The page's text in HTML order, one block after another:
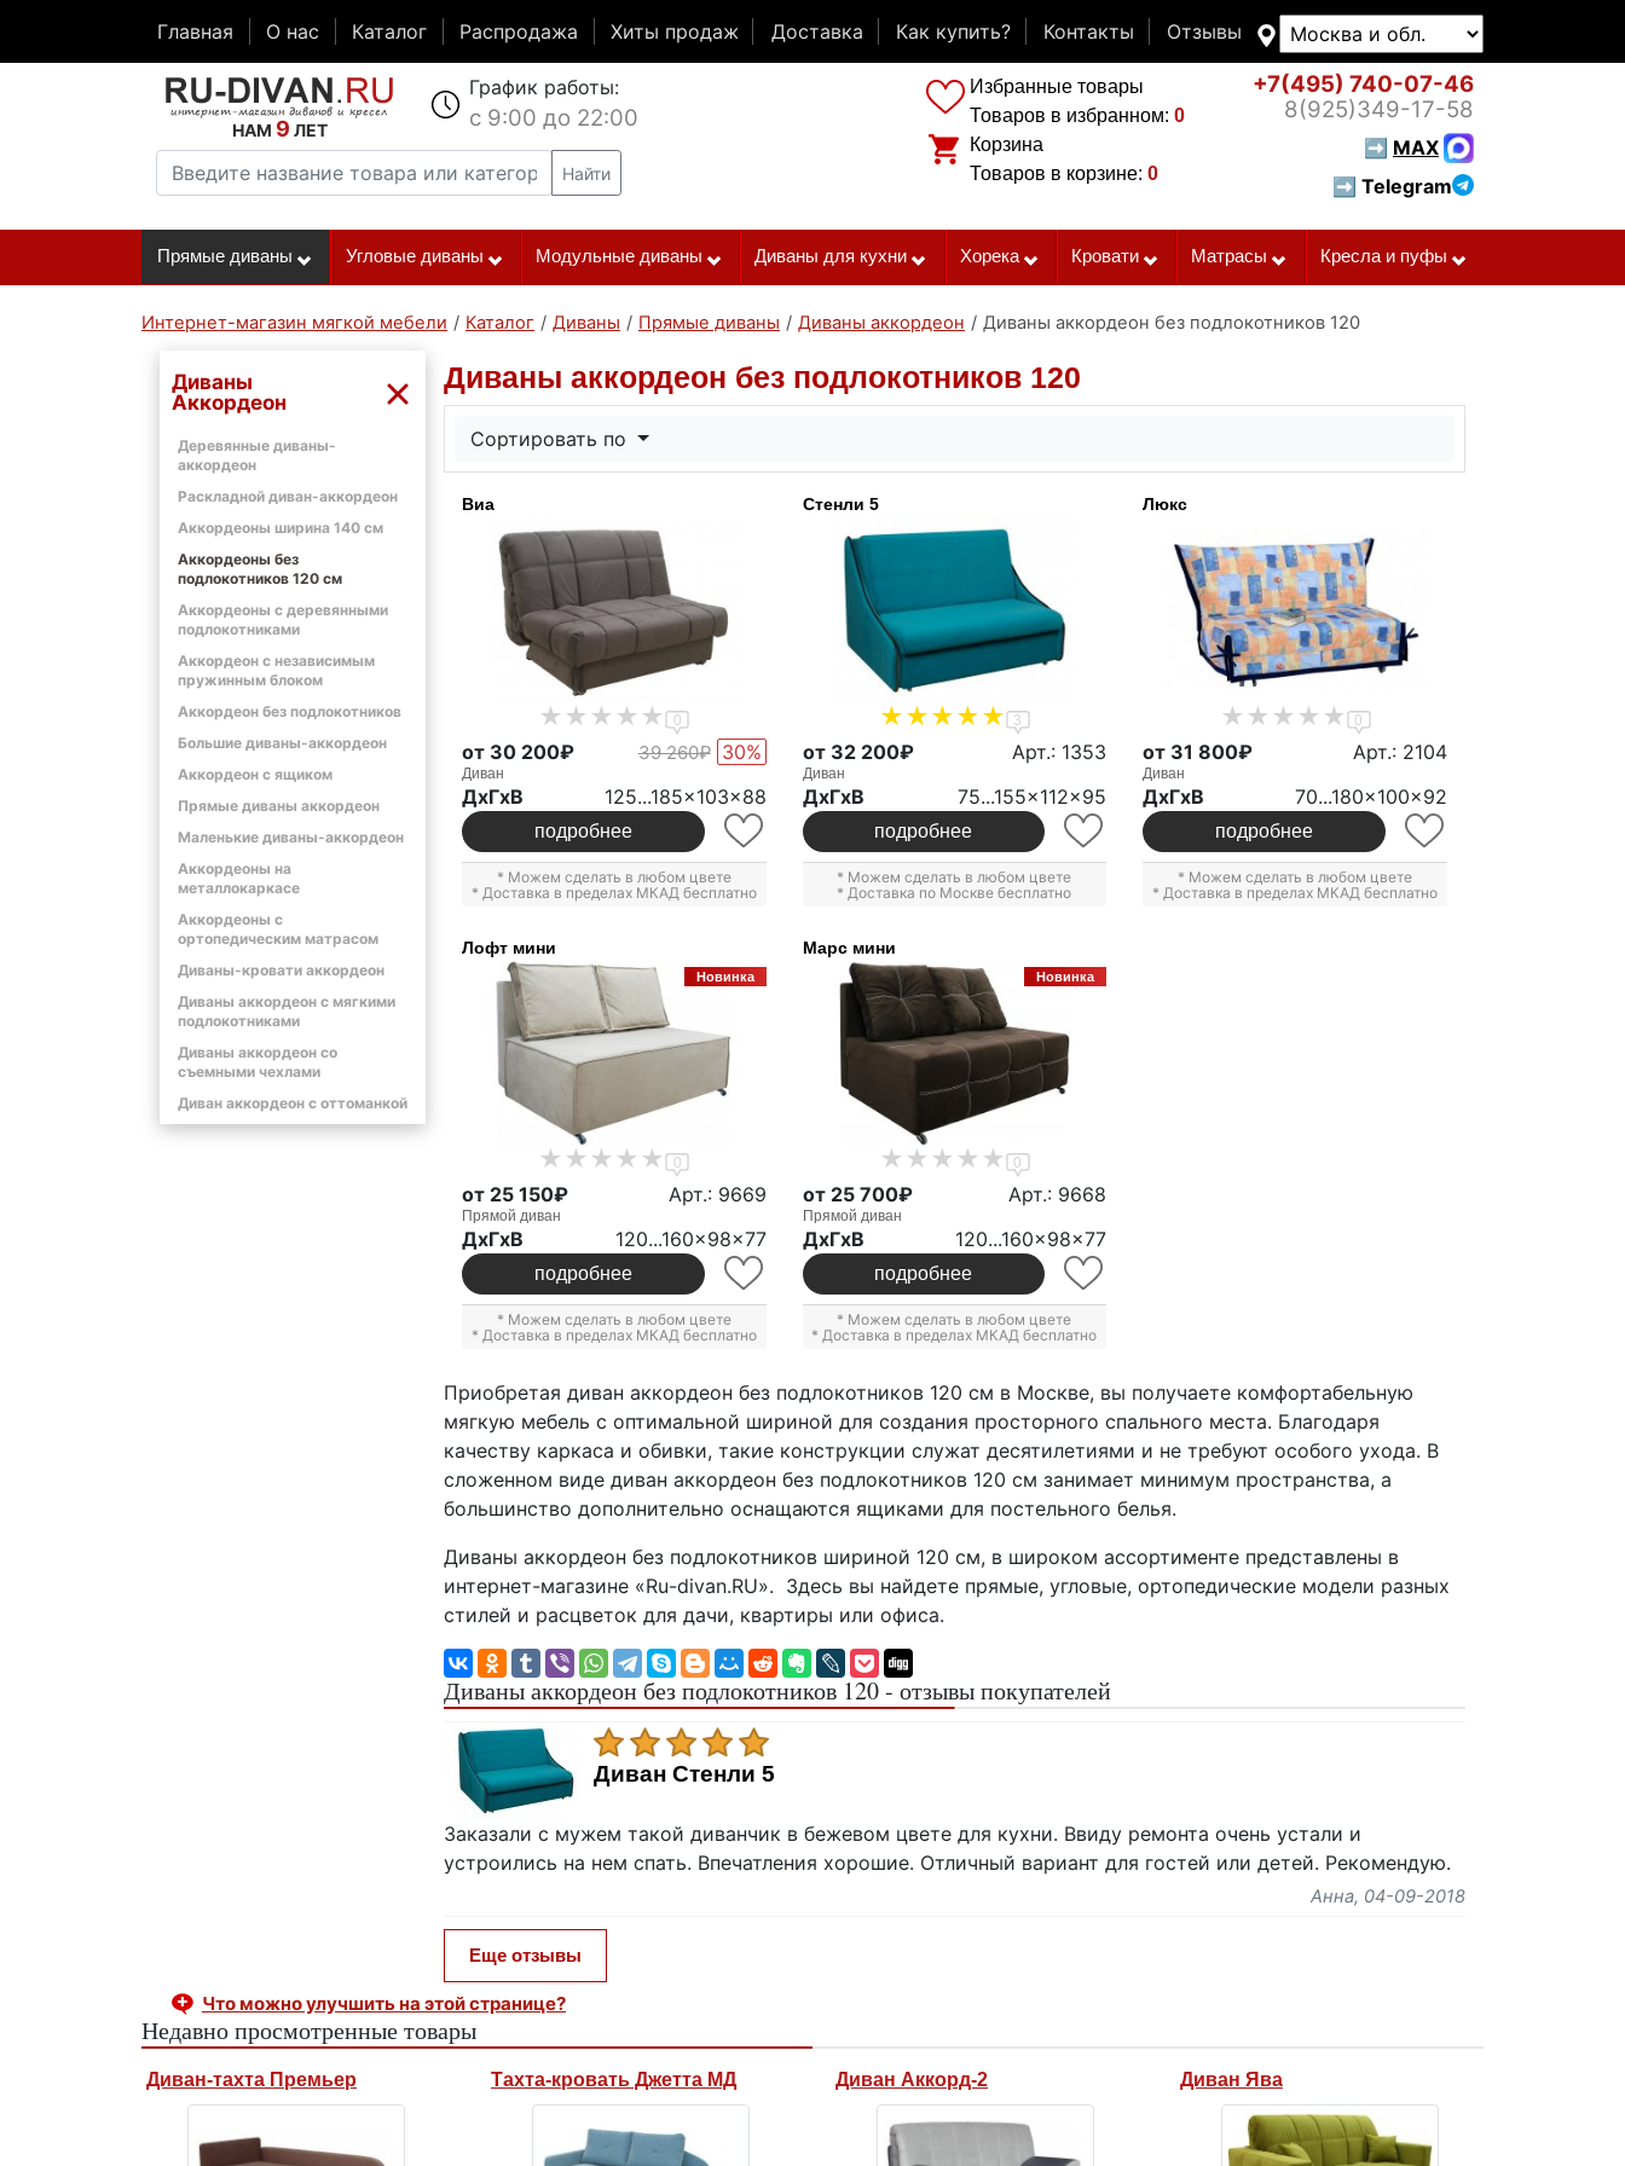
Главная О нас Каталог Распродажа Хиты продаж Доставка Как купить? Контакты Отзывы
НАМ 9 ЛЕТ
График работы:
с 9:00 до 22:00
Найти
Избранные товары
Товаров в избранном: 0
Корзина
Товаров в корзине: 0
+7(495) 740-07-46
8(925)349-17-58
➡ MAX
➡ Telegram
Прямые диваны Угловые диваны Модульные диваны Диваны для кухни Хорека Кровати Матрасы Кресла и пуфы
Интернет-магазин мягкой мебели / Каталог / Диваны / Прямые диваны / Диваны аккордеон / Диваны аккордеон без подлокотников 120
Диваны
Аккордеон
Деревянные диваны-
аккордеон
Раскладной диван-аккордеон
Аккордеоны ширина 140 см
Аккордеоны без
подлокотников 120 см
Аккордеоны с деревянными
подлокотниками
Аккордеон с независимым
пружинным блоком
Аккордеон без подлокотников
Большие диваны-аккордеон
Аккордеон с ящиком
Прямые диваны аккордеон
Маленькие диваны-аккордеон
Аккордеоны на
металлокаркасе
Аккордеоны с
ортопедическим матрасом
Диваны-кровати аккордеон
Диваны аккордеон с мягкими
подлокотниками
Диваны аккордеон со
съемными чехлами
Диван аккордеон с оттоманкой
Диваны аккордеон без подлокотников 120
Сортировать по
Виа
0
от 30 200₽ 39 260₽ 30%
Диван
ДxГxВ 125...185x103x88
подробнее
* Можем сделать в любом цвете
* Доставка в пределах МКАД бесплатно
Стенли 5
3
от 32 200₽ Арт.: 1353
Диван
ДxГxВ 75...155x112x95
подробнее
* Можем сделать в любом цвете
* Доставка по Москве бесплатно
Люкс
0
от 31 800₽ Арт.: 2104
Диван
ДxГxВ 70...180x100x92
подробнее
* Можем сделать в любом цвете
* Доставка в пределах МКАД бесплатно
Лофт мини
Новинка
0
от 25 150₽ Арт.: 9669
Прямой диван
ДxГxВ 120...160x98x77
подробнее
* Можем сделать в любом цвете
* Доставка в пределах МКАД бесплатно
Марс мини
Новинка
0
от 25 700₽ Арт.: 9668
Прямой диван
ДxГxВ 120...160x98x77
подробнее
* Можем сделать в любом цвете
* Доставка в пределах МКАД бесплатно
Приобретая диван аккордеон без подлокотников 120 см в Москве, вы получаете комфортабельную
мягкую мебель с оптимальной шириной для создания просторного спального места. Благодаря
качеству каркаса и обивки, такие конструкции служат десятилетиями и не требуют особого ухода. В
сложенном виде диван аккордеон без подлокотников 120 см занимает минимум пространства, а
большинство дополнительно оснащаются ящиками для постельного белья.
Диваны аккордеон без подлокотников шириной 120 см, в широком ассортименте представлены в
интернет-магазине «Ru-divan.RU». Здесь вы найдете прямые, угловые, ортопедические модели разных
стилей и расцветок для дачи, квартиры или офиса.
Диваны аккордеон без подлокотников 120 - отзывы покупателей
Диван Стенли 5
Заказали с мужем такой диванчик в бежевом цвете для кухни. Ввиду ремонта очень устали и
устроились на нем спать. Впечатления хорошие. Отличный вариант для гостей или детей. Рекомендую.
Анна, 04-09-2018
Еще отзывы
Что можно улучшить на этой странице?
Недавно просмотренные товары
Диван-тахта Премьер Тахта-кровать Джетта МД Диван Аккорд-2 Диван Ява